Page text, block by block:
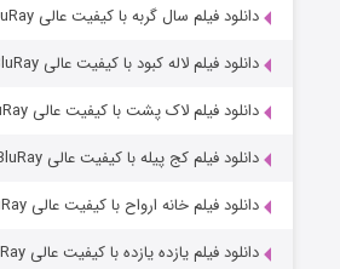
قسمت۷ (زیرنویس)
دانلود فیلم سال گربه با کیفیت عالی BluRay
دانلود فیلم لاله کبود با کیفیت عالی BluRay
دانلود فیلم لاک پشت با کیفیت عالی BluRay
دانلود فیلم کج‌ پیله با کیفیت عالی BluRay
دانلود فیلم خانه ارواح با کیفیت عالی BluRay
دانلود فیلم یازده یازده با کیفیت عالی BluRay